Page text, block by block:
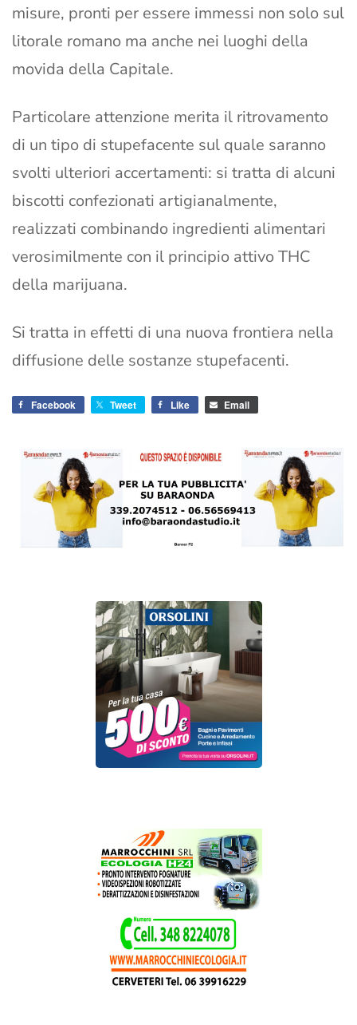
misure, pronti per essere immessi non solo sul
litorale romano ma anche nei luoghi della
movida della Capitale.
Particolare attenzione merita il ritrovamento
di un tipo di stupefacente sul quale saranno
svolti ulteriori accertamenti: si tratta di alcuni
biscotti confezionati artigianalmente,
realizzati combinando ingredienti alimentari
verosimilmente con il principio attivo THC
della marijuana.
Si tratta in effetti di una nuova frontiera nella
diffusione delle sostanze stupefacenti.
Facebook Tweet Like Email